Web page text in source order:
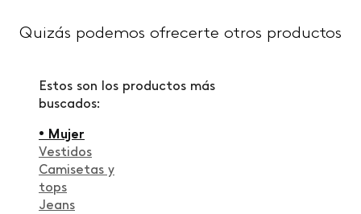
Quizás podemos ofrecerte otros productos
Estos son los productos más
buscados:
• Mujer
Vestidos
Camisetas y
tops
Jeans